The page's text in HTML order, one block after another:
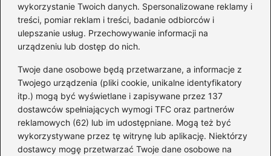
wykorzystanie Twoich danych. Spersonalizowane reklamy i
treści, pomiar reklam i treści, badanie odbiorców i
ulepszanie usług. Przechowywanie informacji na
urządzeniu lub dostęp do nich.
Twoje dane osobowe będą przetwarzane, a informacje z
Twojego urządzenia (pliki cookie, unikalne identyfikatory
itp.) mogą być wyświetlane i zapisywane przez 137
dostawców spełniających wymogi TFC oraz partnerów
reklamowych (62) lub im udostępniane. Mogą też być
wykorzystywane przez tę witrynę lub aplikację. Niektórzy
dostawcy mogę przetwarzać Twoje dane osobowe na
Nazwa*
Adres email*
Witryna internetowa